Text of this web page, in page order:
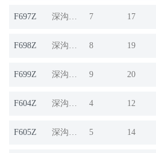
F697Z 深沟球轴承 7 17
F698Z 深沟球轴承 8 19
F699Z 深沟球轴承 9 20
F604Z 深沟球轴承 4 12
F605Z 深沟球轴承 5 14